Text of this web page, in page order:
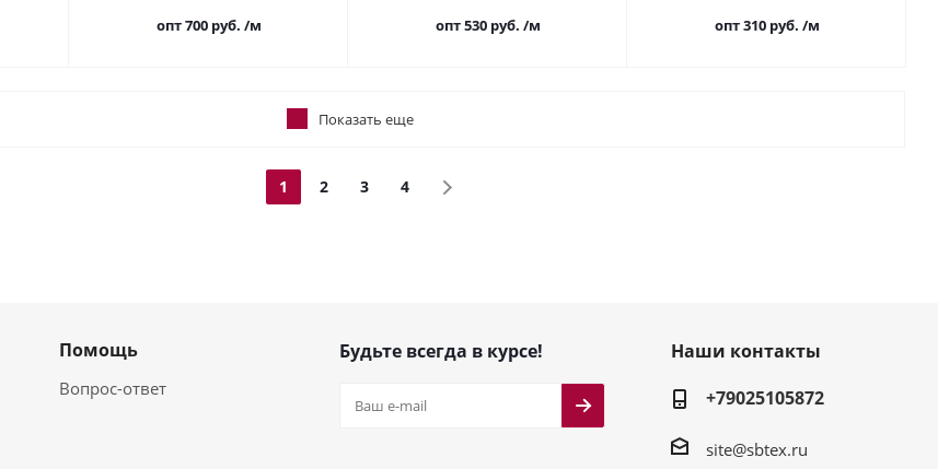
опт 700 руб. /м опт 530 руб. /м опт 310 руб. /м
Показать еще
1 2 3 4
Помощь
Вопрос-ответ
Будьте всегда в курсе!
Наши контакты
+79025105872
site@sbtex.ru